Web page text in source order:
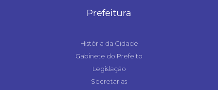
Prefeitura
História da Cidade
Gabinete do Prefeito
Legislação
Secretarias